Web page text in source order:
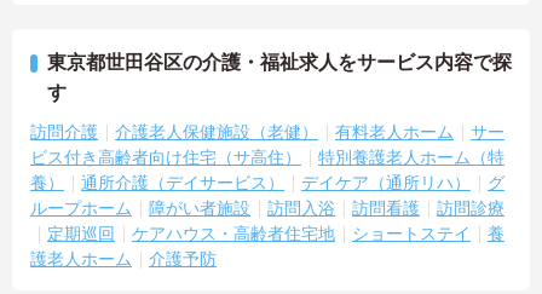
東京都世田谷区の介護・福祉求人をサービス内容で探
す
訪問介護 介護老人保健施設（老健） 有料老人ホーム
サー
ビス付き高齢者向け住宅（サ高住）
特別養護老人ホーム（特
養）
通所介護（デイサービス） デイケア（通所リハ）
グ
ループホーム
障がい者施設 訪問入浴 訪問看護
訪問診療
定期巡回
ケアハウス・高齢者住宅地 ショートステイ
養
護老人ホーム
介護予防